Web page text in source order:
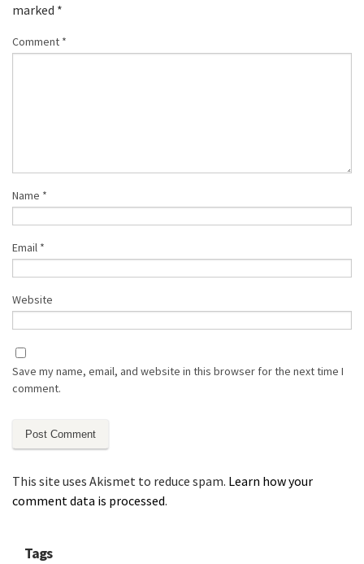
marked *
Comment *
Name *
Email *
Website
Save my name, email, and website in this browser for the next time I
comment.
This site uses Akismet to reduce spam. Learn how your
comment data is processed.
Tags